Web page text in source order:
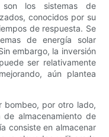
los sistemas de
conocidos por su
de respuesta. Se
de energía solar
embargo, la inversión
ser relativamente
aún plantea
bombeo, por otro lado,
almacenamiento de
consiste en almacenar